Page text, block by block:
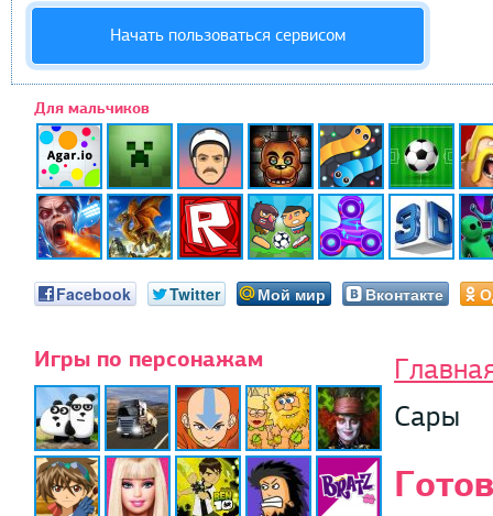
Начать пользоваться сервисом
Для мальчиков
Facebook Twitter Мой мир Вконтакте
Игры по персонажам
Сары